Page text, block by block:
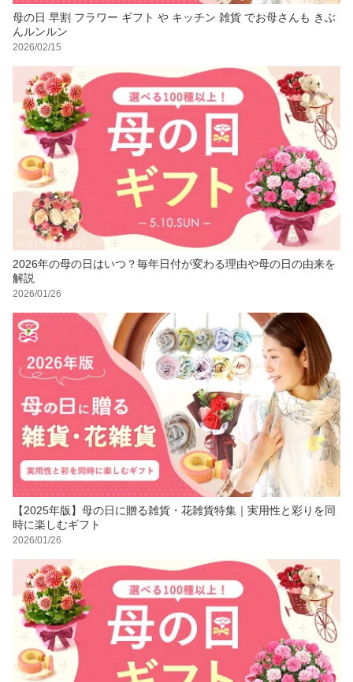
母の日 早割 フラワー ギフト や キッチン 雑貨 でお母さんも きぶ
んルンルン
2026/02/15
2026年の母の日はいつ？毎年日付が変わる理由や母の日の由来を
解説
2026/01/26
【2025年版】母の日に贈る雑貨・花雑貨特集｜実用性と彩りを同
時に楽しむギフト
2026/01/26